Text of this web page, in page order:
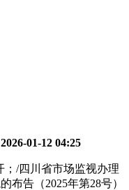
2026-01-12 04:25
/四川省市场监视办理
布告（2025年第28号）